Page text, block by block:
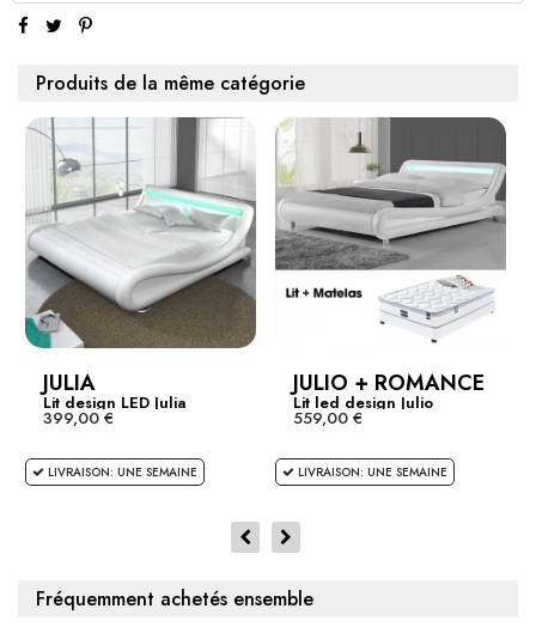
Produits de la même catégorie
JULIA
Lit design LED Julia
399,00 €
LIVRAISON: UNE SEMAINE
JULIO + ROMANCE
Lit led design Julio
Blanc...
559,00 €
LIVRAISON: UNE SEMAINE
Fréquemment achetés ensemble